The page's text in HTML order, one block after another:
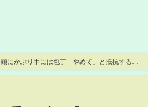
にかぶり手には包丁「やめて」と抵抗する10
侵入か 47歳の男「僕がやったことです」北